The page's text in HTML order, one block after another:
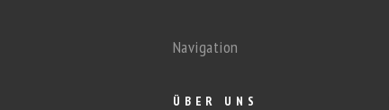
Navigation
ÜBER UNS